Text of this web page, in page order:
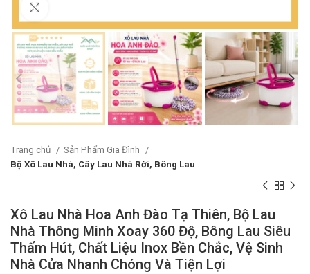
Trang chủ
Sản Phẩm Gia Đình
Bộ Xô Lau Nhà, Cây Lau Nhà Rời, Bông Lau
Xô Lau Nhà Hoa Anh Đào Tạ Thiên, Bộ Lau
Nhà Thông Minh Xoay 360 Độ, Bông Lau Siêu
Thấm Hút, Chất Liệu Inox Bền Chắc, Vệ Sinh
Nhà Cửa Nhanh Chóng Và Tiện Lợi